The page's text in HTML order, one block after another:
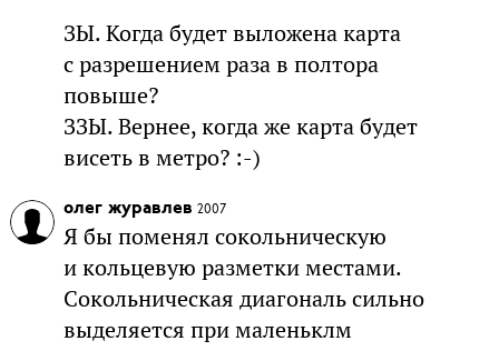
ЗЫ. Когда будет выложена карта
с разрешением раза в полтора
повыше?
ЗЗЫ. Вернее, когда же карта будет
висеть в метро? :-)
олег журавлев 2007
Я бы поменял сокольническую
и кольцевую разметки местами.
Сокольническая диагональ сильно
выделяется при маленьклм